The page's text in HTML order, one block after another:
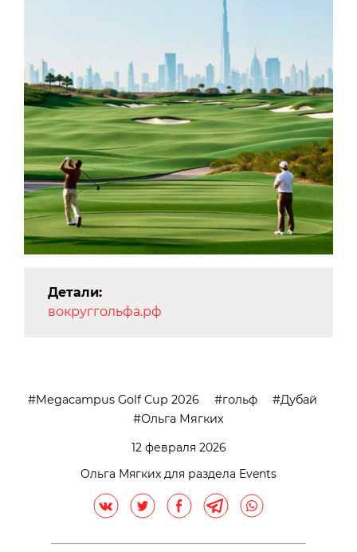
Детали:
вокруггольфа.рф
Megacampus Golf Cup 2026 гольф
Дубай
Ольга Мягких
12 февраля 2026
Ольга Мягких для раздела Events